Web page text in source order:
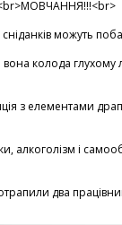
можуть
вона колода
з елементами
алкоголізм і
два